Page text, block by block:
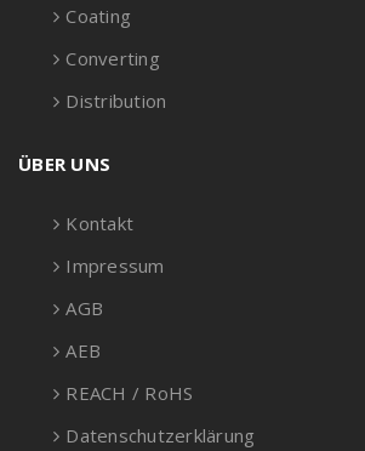
Coating
Converting
Distribution
ÜBER UNS
Kontakt
Impressum
AGB
AEB
REACH / RoHS
Datenschutzerklärung